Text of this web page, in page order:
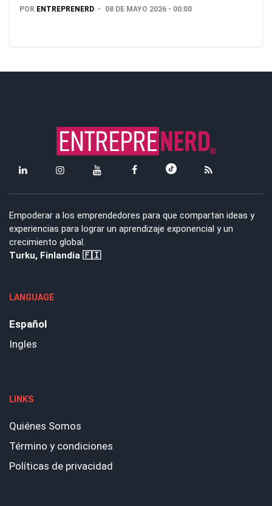
POR ENTREPRENERD 08 DE MAYO 2026 - 00:00
Empoderar a los emprendedores para que compartan ideas y
experiencias para lograr un aprendizaje exponencial y un
crecimiento global.
Turku, Finlandia 🇫🇮
LANGUAGE
Español
Ingles
LINKS
Quiénes Somos
Término y condiciones
Políticas de privacidad